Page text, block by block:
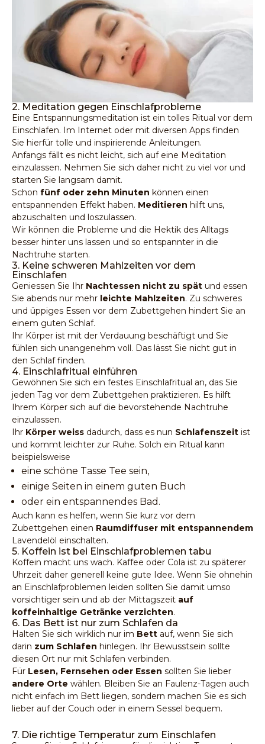
2. Meditation gegen Einschlafprobleme
Eine Entspannungsmeditation ist ein tolles Ritual vor dem
Einschlafen. Im Internet oder mit diversen Apps finden
Sie hierfür tolle und inspirierende Anleitungen.
Anfangs fällt es nicht leicht, sich auf eine Meditation
einzulassen. Nehmen Sie sich daher nicht zu viel vor und
starten Sie langsam damit.
Schon fünf oder zehn Minuten können einen
entspannenden Effekt haben. Meditieren hilft uns,
abzuschalten und loszulassen.
Wir können die Probleme und die Hektik des Alltags
besser hinter uns lassen und so entspannter in die
Nachtruhe starten.
3. Keine schweren Mahlzeiten vor dem
Einschlafen
Geniessen Sie Ihr Nachtessen nicht zu spät und essen
Sie abends nur mehr leichte Mahlzeiten. Zu schweres
und üppiges Essen vor dem Zubettgehen hindert Sie an
einem guten Schlaf.
Ihr Körper ist mit der Verdauung beschäftigt und Sie
fühlen sich unangenehm voll. Das lässt Sie nicht gut in
den Schlaf finden.
4. Einschlafritual einführen
Gewöhnen Sie sich ein festes Einschlafritual an, das Sie
jeden Tag vor dem Zubettgehen praktizieren. Es hilft
Ihrem Körper sich auf die bevorstehende Nachtruhe
einzulassen.
Ihr Körper weiss dadurch, dass es nun Schlafenszeit ist
und kommt leichter zur Ruhe. Solch ein Ritual kann
beispielsweise
eine schöne Tasse Tee sein,
einige Seiten in einem guten Buch
oder ein entspannendes Bad.
Auch kann es helfen, wenn Sie kurz vor dem
Zubettgehen einen Raumdiffuser mit entspannendem
Lavendelöl einschalten.
5. Koffein ist bei Einschlafproblemen tabu
Koffein macht uns wach. Kaffee oder Cola ist zu späterer
Uhrzeit daher generell keine gute Idee. Wenn Sie ohnehin
an Einschlafproblemen leiden sollten Sie damit umso
vorsichtiger sein und ab der Mittagszeit auf
koffeinhaltige Getränke verzichten.
6. Das Bett ist nur zum Schlafen da
Halten Sie sich wirklich nur im Bett auf, wenn Sie sich
darin zum Schlafen hinlegen. Ihr Bewusstsein sollte
diesen Ort nur mit Schlafen verbinden.
Für Lesen, Fernsehen oder Essen sollten Sie lieber
andere Orte wählen. Bleiben Sie an Faulenz-Tagen auch
nicht einfach im Bett liegen, sondern machen Sie es sich
lieber auf der Couch oder in einem Sessel bequem.
7. Die richtige Temperatur zum Einschlafen